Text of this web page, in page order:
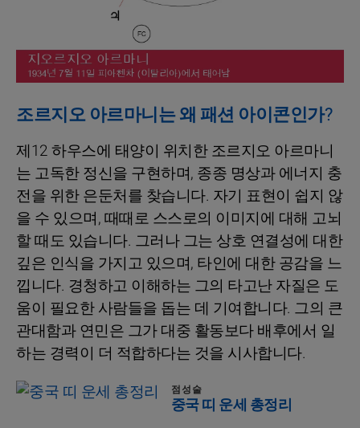
조르지오 아르마니는 왜 패션 아이콘인가?
제12 하우스에 태양이 위치한 조르지오 아르마니
는 고독한 정신을 구현하며, 종종 명상과 에너지 충
전을 위한 은둔처를 찾습니다. 자기 표현이 쉽지 않
을 수 있으며, 때때로 스스로의 이미지에 대해 고뇌
할 때도 있습니다. 그러나 그는 상호 연결성에 대한
깊은 인식을 가지고 있으며, 타인에 대한 공감을 느
낍니다. 경청하고 이해하는 그의 타고난 자질은 도
움이 필요한 사람들을 돕는 데 기여합니다. 그의 큰
관대함과 연민은 그가 대중 활동보다 배후에서 일
하는 경력이 더 적합하다는 것을 시사합니다.
점성술
중국 띠 운세 총정리